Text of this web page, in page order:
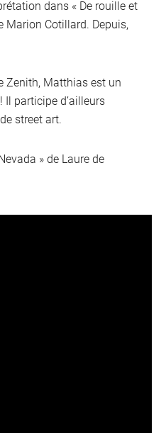
dans « De rouille et
Marion Cotillard. Depuis,
Zenith, Matthias est un
participe d’ailleurs
street art.
» de Laure de